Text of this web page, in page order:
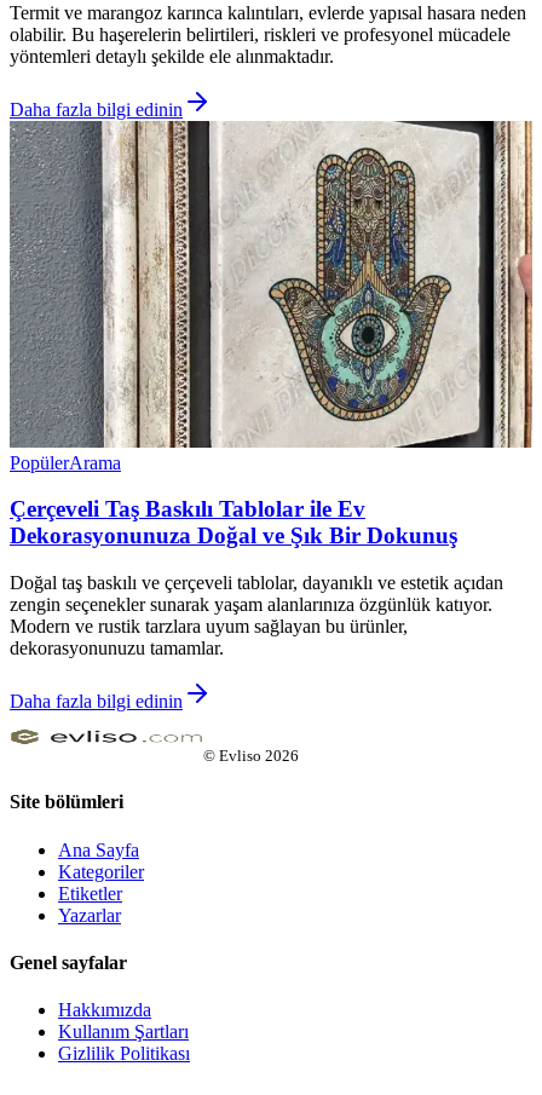
Termit ve marangoz karınca kalıntıları, evlerde yapısal hasara neden
olabilir. Bu haşerelerin belirtileri, riskleri ve profesyonel mücadele
yöntemleri detaylı şekilde ele alınmaktadır.
Daha fazla bilgi edinin
PopülerArama
Çerçeveli Taş Baskılı Tablolar ile Ev
Dekorasyonunuza Doğal ve Şık Bir Dokunuş
Doğal taş baskılı ve çerçeveli tablolar, dayanıklı ve estetik açıdan
zengin seçenekler sunarak yaşam alanlarınıza özgünlük katıyor.
Modern ve rustik tarzlara uyum sağlayan bu ürünler,
dekorasyonunuzu tamamlar.
Daha fazla bilgi edinin
© Evliso 2026
Site bölümleri
Ana Sayfa
Kategoriler
Etiketler
Yazarlar
Genel sayfalar
Hakkımızda
Kullanım Şartları
Gizlilik Politikası